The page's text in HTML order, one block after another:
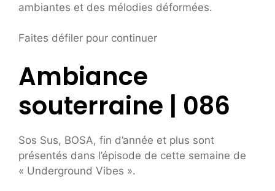
ambiantes et des mélodies déformées.
Faites défiler pour continuer
Ambiance
souterraine | 086
Sos Sus, BOSA, fin d’année et plus sont
présentés dans l’épisode de cette semaine de
« Underground Vibes ».